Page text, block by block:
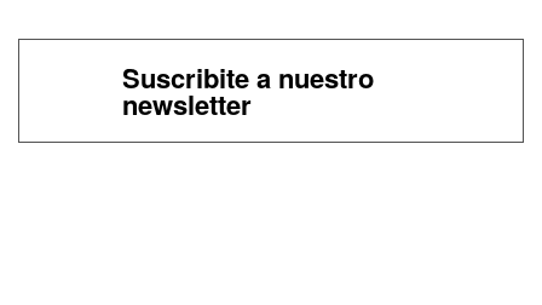
Suscribite a nuestro
newsletter